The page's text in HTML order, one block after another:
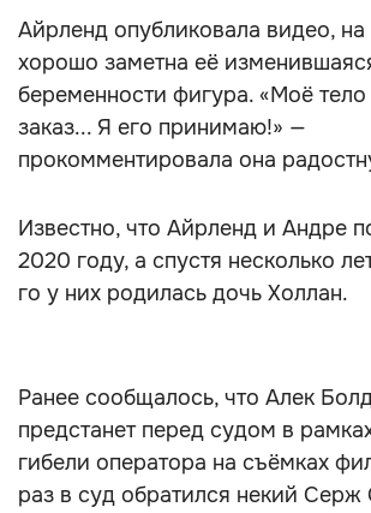
Айрленд опубликовала видео,
хорошо заметна её
беременности фигура. «Моё тело
заказ... Я его принимаю!» —
прокомментировала она
Известно, что Айрленд и Андре
2020 году, а спустя несколько
го у них родилась дочь Холлан.
Ранее сообщалось, что Алек
предстанет перед судом в
гибели оператора на съёмках
раз в суд обратился некий Серж